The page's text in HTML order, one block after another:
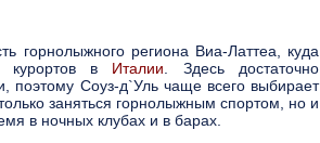
горнолыжного региона Виа-Латтеа, куда
курортов в Италии . Здесь достаточно
поэтому Сoyз-д`Уль чаще всего выбирает
заняться горнолыжным спортом, но и
в ночных клубах и в барах.